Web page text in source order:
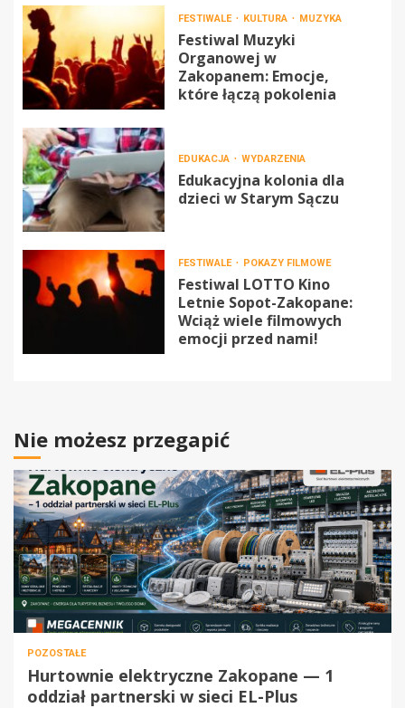
FESTIWALE KULTURA MUZYKA
Festiwal Muzyki
Organowej w
Zakopanem: Emocje,
które łączą pokolenia
EDUKACJA WYDARZENIA
Edukacyjna kolonia dla
dzieci w Starym Sączu
FESTIWALE POKAZY FILMOWE
Festiwal LOTTO Kino
Letnie Sopot-Zakopane:
Wciąż wiele filmowych
emocji przed nami!
Nie możesz przegapić
POZOSTAŁE
Hurtownie elektryczne Zakopane — 1
oddział partnerski w sieci EL-Plus